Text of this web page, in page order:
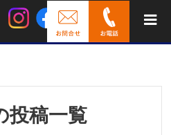
投稿一覧